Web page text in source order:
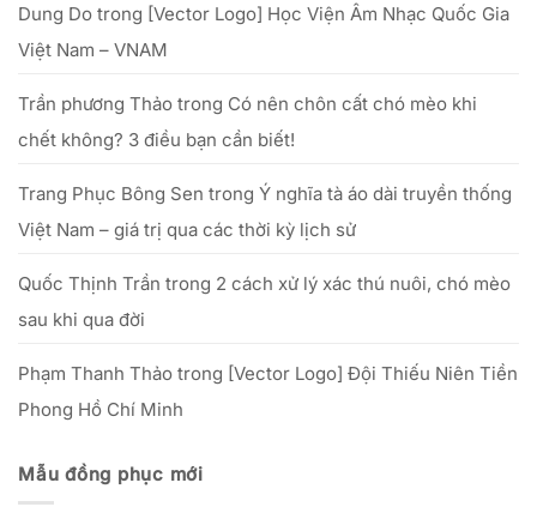
25/09
đến
20/10/2025
Tổ
hiệu
quả
với
số
Dung Do trong [Vector Logo] Học Viện Âm Nhạc Quốc Gia
Việt Nam – VNAM
Trần phương Thảo trong Có nên chôn cất chó mèo khi
chết không? 3 điều bạn cần biết!
Trang Phục Bông Sen trong Ý nghĩa tà áo dài truyền thống
Việt Nam – giá trị qua các thời kỳ lịch sử
Quốc Thịnh Trần trong 2 cách xử lý xác thú nuôi, chó mèo
sau khi qua đời
Phạm Thanh Thảo trong [Vector Logo] Đội Thiếu Niên Tiền
Phong Hồ Chí Minh
Mẫu đồng phục mới